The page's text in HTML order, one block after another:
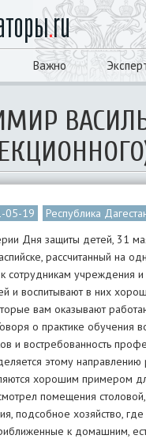
Важно
05-19
Республика
Дня защиты детей, 31
рассчитанный на
сотрудникам учреждения
и воспитывают в них
вам оказывают
о практике обучения
и востребованность
этому направлению
хорошим примером
помещения
подсобное хозяйство,
к домашним,